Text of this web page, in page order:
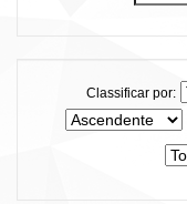
Classificar por: